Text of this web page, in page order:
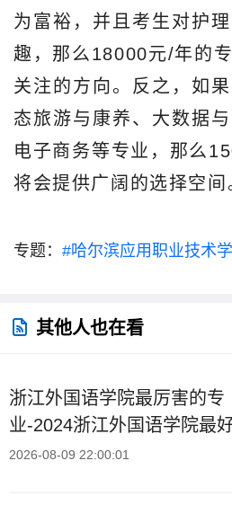
为富裕，并且考生对护
趣，那么18000元/年的
关注的方向。反之，如
态旅游与康养、大数据
电子商务等专业，那么
将会提供广阔的选择空间
专题： #哈尔滨应用职业技术
其他人也在看
浙江外国语学院最厉害的专
业-2024浙江外国语学院最
2026-08-09 22:00:01